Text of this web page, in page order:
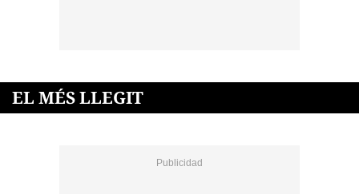
EL MÉS LLEGIT